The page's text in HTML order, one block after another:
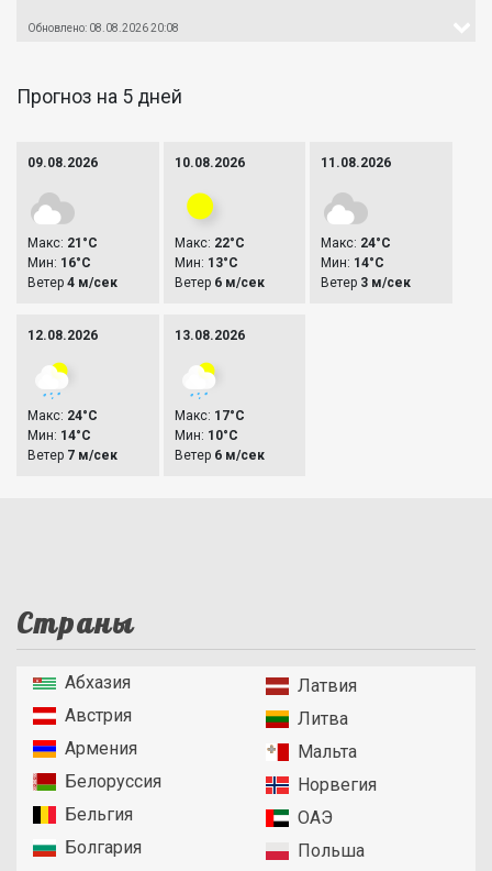
Обновлено: 08.08.2026 20:08
Прогноз на 5 дней
09.08.2026
Макс: 21°C
Мин: 16°C
Ветер 4 м/сек
10.08.2026
Макс: 22°C
Мин: 13°C
Ветер 6 м/сек
11.08.2026
Макс: 24°C
Мин: 14°C
Ветер 3 м/сек
12.08.2026
Макс: 24°C
Мин: 14°C
Ветер 7 м/сек
13.08.2026
Макс: 17°C
Мин: 10°C
Ветер 6 м/сек
Страны
Абхазия
Австрия
Армения
Белоруссия
Бельгия
Болгария
Латвия
Литва
Мальта
Норвегия
ОАЭ
Польша